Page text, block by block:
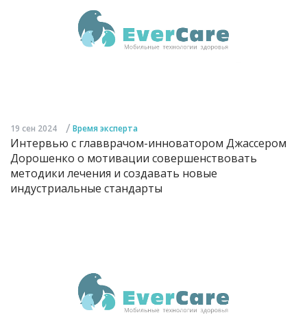
19 сен 2024 / Время эксперта
Интервью с главврачом-инноватором Джассером
Дорошенко о мотивации совершенствовать
методики лечения и создавать новые
индустриальные стандарты